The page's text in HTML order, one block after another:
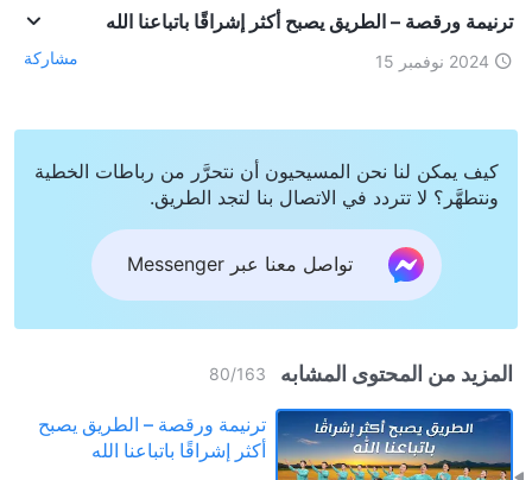
ترنيمة ورقصة – الطريق يصبح أكثر إشراقًا باتباعنا الله
2024 نوفمبر 15 مشاركة
كيف يمكن لنا نحن المسيحيون أن نتحرَّر من رباطات الخطية
ونتطهَّر؟ لا تتردد في الاتصال بنا لتجد الطريق.
تواصل معنا عبر Messenger
المزيد من المحتوى المشابه 80/163
ترنيمة ورقصة – الطريق يصبح
أكثر إشراقًا باتباعنا الله